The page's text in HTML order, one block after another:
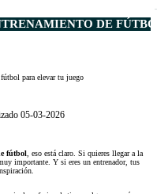
DE
para elevar tu juego
05-03-2026
fútbol, eso está claro. Si quieres llegar a la
importante. Y si eres un entrenador, tus